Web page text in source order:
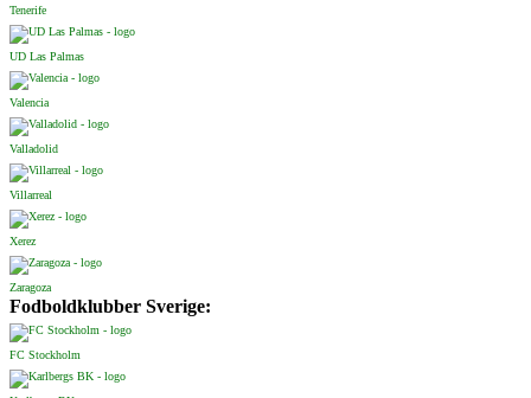
Tenerife
UD Las Palmas
Valencia
Valladolid
Villarreal
Xerez
Zaragoza
Fodboldklubber Sverige:
FC Stockholm